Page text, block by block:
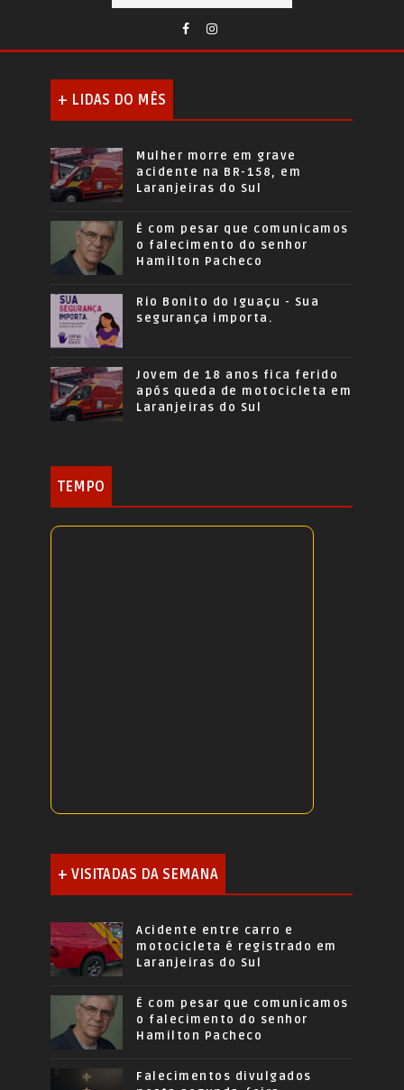
+ LIDAS DO MÊS
Mulher morre em grave
acidente na BR-158, em
Laranjeiras do Sul
É com pesar que comunicamos
o falecimento do senhor
Hamilton Pacheco
Rio Bonito do Iguaçu - Sua
segurança importa.
Jovem de 18 anos fica ferido
após queda de motocicleta em
Laranjeiras do Sul
TEMPO
+ VISITADAS DA SEMANA
Acidente entre carro e
motocicleta é registrado em
Laranjeiras do Sul
É com pesar que comunicamos
o falecimento do senhor
Hamilton Pacheco
Falecimentos divulgados